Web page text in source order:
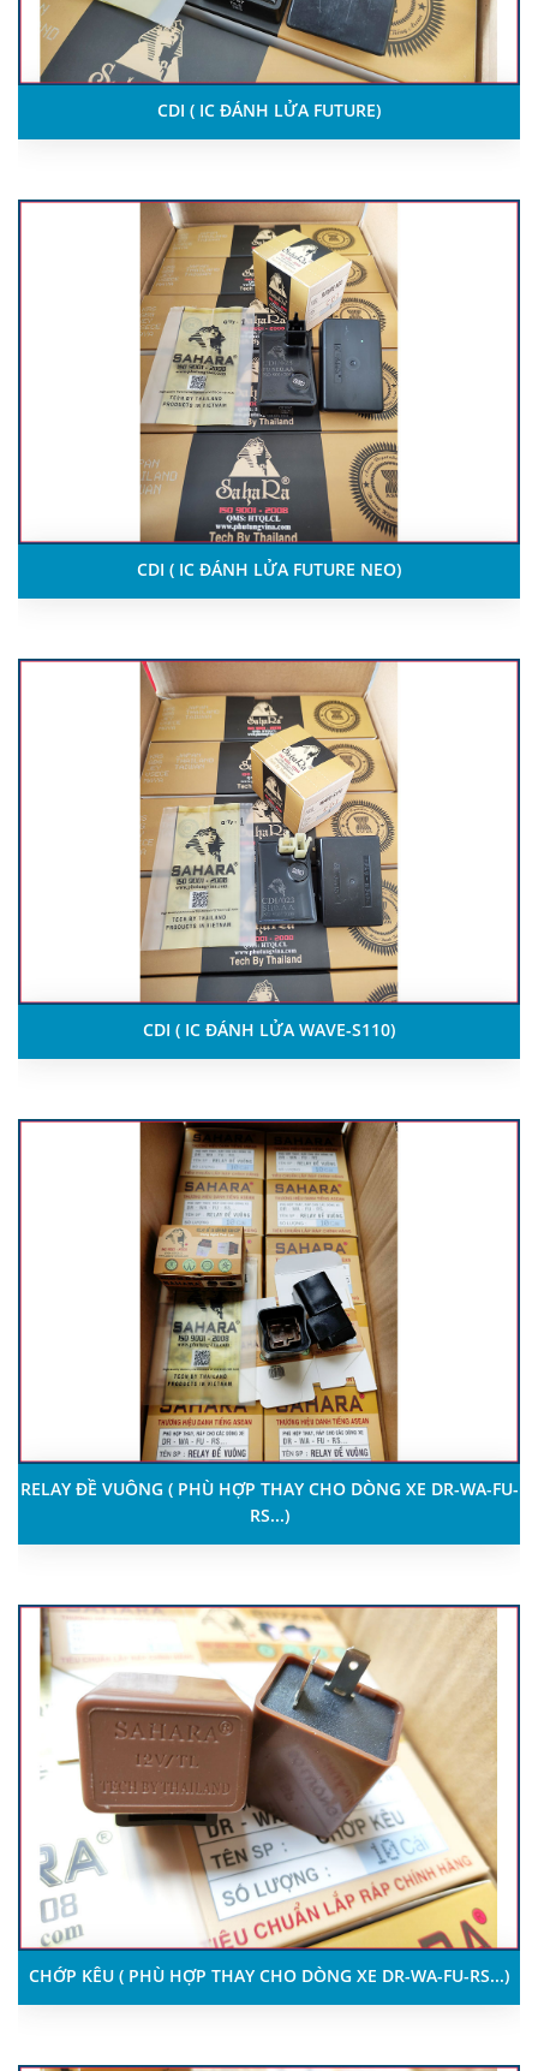
CDI ( IC ĐÁNH LỬA FUTURE)
CDI ( IC ĐÁNH LỬA FUTURE NEO)
CDI ( IC ĐÁNH LỬA WAVE-S110)
RELAY ĐỀ VUÔNG ( PHÙ HỢP THAY CHO DÒNG XE DR-WA-FU-
RS...)
CHỚP KÊU ( PHÙ HỢP THAY CHO DÒNG XE DR-WA-FU-RS...)